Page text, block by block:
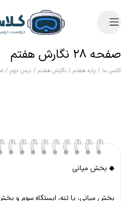
صفحه ۲۸ نگارش هفتم
کلاس ما / پایه هفتم / نگارش هفتم / درس دوم /
◆ بخش میانی
بخش میانی، یا تنه، ایستگاه سوم و